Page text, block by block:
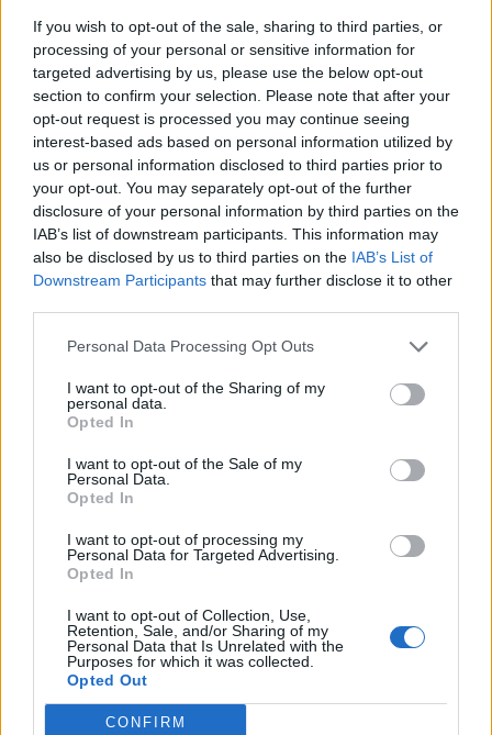
If you wish to opt-out of the sale, sharing to third parties, or
processing of your personal or sensitive information for
targeted advertising by us, please use the below opt-out
section to confirm your selection. Please note that after your
opt-out request is processed you may continue seeing
interest-based ads based on personal information utilized by
us or personal information disclosed to third parties prior to
your opt-out. You may separately opt-out of the further
disclosure of your personal information by third parties on the
IAB’s list of downstream participants. This information may
also be disclosed by us to third parties on the IAB’s List of
Downstream Participants that may further disclose it to other
Personal Data Processing Opt Outs
I want to opt-out of the Sharing of my
personal data.
Opted In
I want to opt-out of the Sale of my
Personal Data.
Opted In
I want to opt-out of processing my
Personal Data for Targeted Advertising.
Opted In
I want to opt-out of Collection, Use,
Retention, Sale, and/or Sharing of my
Personal Data that Is Unrelated with the
Purposes for which it was collected.
Opted Out
CONFIRM
sempre stati vicini. Sordi (l'ha diretta nel 1998
in "Incontri proibiti", ndr) per me rappresenta
l'essenza dell'essere italiano. Con lui non
riuscivo nemmeno a parlare, aveva un
carisma da togliere il fiato. Quello con Fellini
è stato un sogno incompiuto. Federico mi
vide a Cinecittà e mi inseguì per gli studios…
Non aveva collegato che ero la stessa ragazza
che aveva visto al Bagaglino! Purtroppo
scomparve qualche mese dopo e da quella
volta non lo vidi più. Conservo ancora il mio
ritratto fatto da Rinaldo Geleng su cui
qui"».